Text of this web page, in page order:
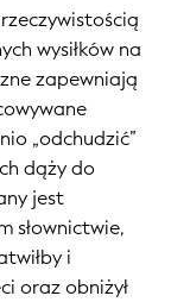
wysiłków na
zapewniają
„odchudzić”
dąży do
jest
słownictwie,
i
oraz obniżył